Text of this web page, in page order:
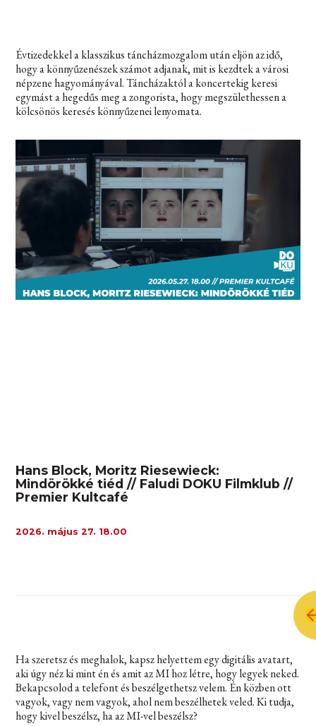
Évtizedekkel a klasszikus táncházmozgalom után eljön az idő,
hogy a könnyűzenészek számot adjanak, mit is kezdtek a városi
népzene hagyományával. Táncházaktól a koncertekig keresi
egymást a hegedűs meg a zongorista, hogy megszülethessen a
kölcsönös keresés könnyűzenei lenyomata.
Hans Block, Moritz Riesewieck:
Mindörökké tiéd // Faludi DOKU Filmklub //
Premier Kultcafé
2026. május 27. 18.00
Ha szeretsz és meghalok, kapsz helyettem egy digitális avatart,
aki úgy néz ki mint én és amit az MI hoz létre, hogy legyek neked.
Bekapcsolod a telefont és beszélgethetsz velem. Én közben ott
vagyok, vagy nem vagyok, ahol nem beszélhetek veled. Ki tudja,
hogy kivel beszélsz, ha az MI-vel beszélsz?